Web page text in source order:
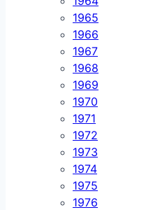
1965
1966
1967
1968
1969
1970
1971
1972
1973
1974
1975
1976